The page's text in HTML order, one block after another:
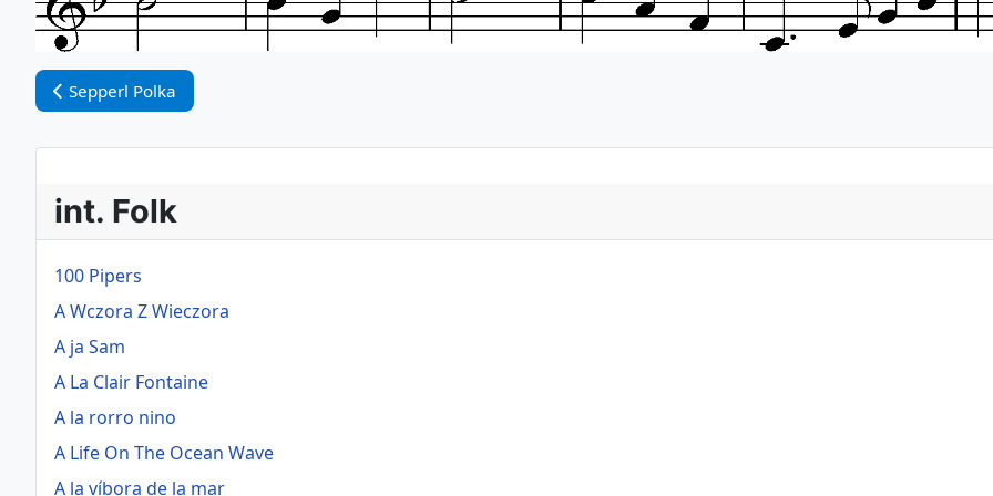
Vorheriger Beitrag: Sepperl Polka
Sepperl Polka
int. Folk
100 Pipers
A Wczora Z Wieczora
A ja Sam
A La Clair Fontaine
A la rorro nino
A Life On The Ocean Wave
A la víbora de la mar